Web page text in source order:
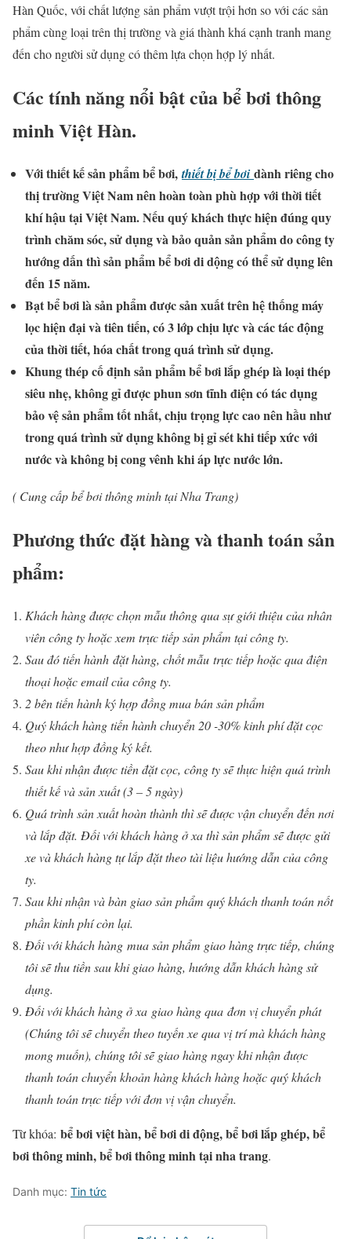
Hàn Quốc, với chất lượng sản phẩm vượt trội hơn so với các sản
phẩm cùng loại trên thị trường và giá thành khá cạnh tranh mang
đến cho người sử dụng có thêm lựa chọn hợp lý nhất.
Các tính năng nổi bật của bể bơi thông
minh Việt Hàn.
Với thiết kế sản phẩm bể bơi,thiết bị bể bơi dành riêng cho
thị trường Việt Nam nên hoàn toàn phù hợp với thời tiết
khí hậu tại Việt Nam. Nếu quý khách thực hiện đúng quy
trình chăm sóc, sử dụng và bảo quản sản phẩm do công ty
hướng dấn thì sản phẩm bể bơi di dộng có thể sử dụng lên
đến 15 năm.
Bạt bể bơi là sản phẩm được sản xuất trên hệ thống máy
lọc hiện đại và tiên tiến, có 3 lớp chịu lực và các tác động
của thời tiết, hóa chất trong quá trình sử dụng.
Khung thép cố định sản phẩm bể bơi lắp ghép là loại thép
siêu nhẹ, không gỉ được phun sơn tĩnh điện có tác dụng
bảo vệ sản phẩm tốt nhất, chịu trọng lực cao nên hầu như
trong quá trình sử dụng không bị gỉ sét khi tiếp xức với
nước và không bị cong vênh khi áp lực nước lớn.
( Cung cấp bể bơi thông minh tại Nha Trang)
Phương thức đặt hàng và thanh toán sản
phẩm:
Khách hàng được chọn mẫu thông qua sự giới thiệu của nhân
viên công ty hoặc xem trực tiếp sản phẩm tại công ty.
Sau đó tiến hành đặt hàng, chốt mẫu trực tiếp hoặc qua điện
thoại hoặc email của công ty.
2 bên tiến hành ký hợp đồng mua bán sản phẩm
Quý khách hàng tiến hành chuyển 20 -30% kinh phí đặt cọc
theo như hợp đồng ký kết.
Sau khi nhận được tiền đặt cọc, công ty sẽ thực hiện quá trình
thiết kế và sản xuất (3 – 5 ngày)
Quá trình sản xuất hoàn thành thì sẽ được vận chuyển đến nơi
và lắp đặt. Đối với khách hàng ở xa thì sản phẩm sẽ được gửi
xe và khách hàng tự lắp đặt theo tài liệu hướng dẫn của công
ty.
Sau khi nhận và bàn giao sản phẩm quý khách thanh toán nốt
phần kinh phí còn lại.
Đối với khách hàng mua sản phẩm giao hàng trực tiếp, chúng
tôi sẽ thu tiền sau khi giao hàng, hướng dẫn khách hàng sử
dụng.
Đối với khách hàng ở xa giao hàng qua đơn vị chuyển phát
(Chúng tôi sẽ chuyển theo tuyến xe qua vị trí mà khách hàng
mong muốn), chúng tôi sẽ giao hàng ngay khi nhận được
thanh toán chuyển khoản hàng khách hàng hoặc quý khách
thanh toán trực tiếp với đơn vị vận chuyển.
Từ khóa: bể bơi việt hàn, bể bơi di động, bể bơi lắp ghép, bể
bơi thông minh, bể bơi thông minh tại nha trang.
Danh mục: Tin tức